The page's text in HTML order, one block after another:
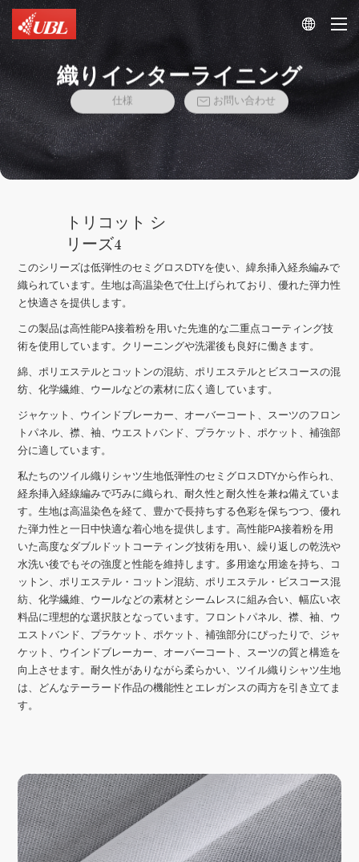

織りインターライニング
仕様  お問い合わせ
トリコット シ
リーズ4
このシリーズは低弾性のセミグロスDTYを使い、緯糸挿入経糸編みで
織られています。生地は高温染色で仕上げられており、優れた弾力性
と快適さを提供します。
この製品は高性能PA接着粉を用いた先進的な二重点コーティング技
術を使用しています。クリーニングや洗濯後も良好に働きます。
綿、ポリエステルとコットンの混紡、ポリエステルとビスコースの混
纺、化学繊維、ウールなどの素材に広く適しています。
ジャケット、ウインドブレーカー、オーバーコート、スーツのフロン
トパネル、襟、袖、ウエストバンド、プラケット、ポケット、補強部
分に適しています。
私たちのツイル織りシャツ生地低弾性のセミグロスDTYから作られ、
経糸挿入経線編みで巧みに織られ、耐久性と耐久性を兼ね備えていま
す。生地は高温染色を経て、豊かで長持ちする色彩を保ちつつ、優れ
た弾力性と一日中快適な着心地を提供します。高性能PA接着粉を用
いた高度なダブルドットコーティング技術を用い、繰り返しの乾洗や
水洗い後でもその強度と性能を維持します。多用途な用途を持ち、コ
ットン、ポリエステル・コットン混紡、ポリエステル・ビスコース混
紡、化学繊維、ウールなどの素材とシームレスに組み合い、幅広い衣
料品に理想的な選択肢となっています。フロントパネル、襟、袖、ウ
エストバンド、プラケット、ポケット、補強部分にぴったりで、ジャ
ケット、ウインドブレーカー、オーバーコート、スーツの質と構造を
向上させます。耐久性がありながら柔らかい、ツイル織りシャツ生地
は、どんなテーラード作品の機能性とエレガンスの両方を引き立てま
す。